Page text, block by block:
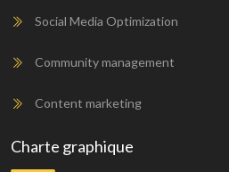
Social Media Optimization
Community management
Content marketing
Charte graphique